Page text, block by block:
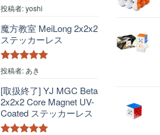
5段階中4
の評価
投稿者: yoshi
魔方教室 MeiLong 2x2x2
ステッカーレス
5段階中 5
投稿者: あき
[取扱終了] YJ MGC Beta
2x2x2 Core Magnet UV-
Coated ステッカーレス